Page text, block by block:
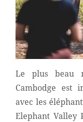
Le plus beau
Cambodge est
avec les
Elephant Valley